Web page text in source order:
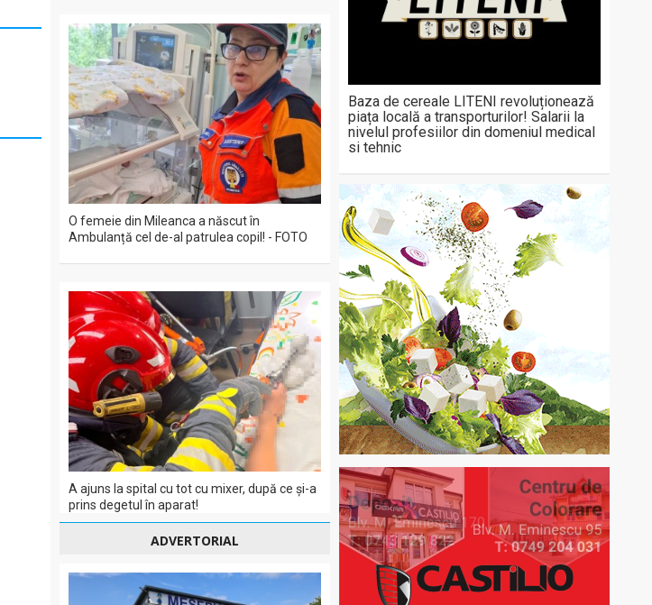
O femeie din Mileanca a născut în
Ambulanță cel de-al patrulea copil! - FOTO
A ajuns la spital cu tot cu mixer, după ce și-a
prins degetul în aparat!
ADVERTORIAL
Baza de cereale LITENI revoluționează
piața locală a transporturilor! Salarii la
nivelul profesiilor din domeniul medical
si tehnic